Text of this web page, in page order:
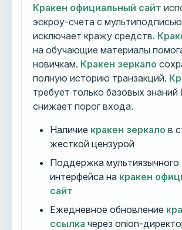
Кракен официальный сайт
эскроу-счета с
исключает кражу средств.
на обучающие материалы
новичкам. Кракен зеркало
полную историю транзакций.
требует только базовых знаний
снижает порог входа.
Наличие кракен зеркало в
жесткой цензурой
Поддержка мультиязычного
интерфейса на кракен
сайт
Ежедневное обновление
ссылка через onion-